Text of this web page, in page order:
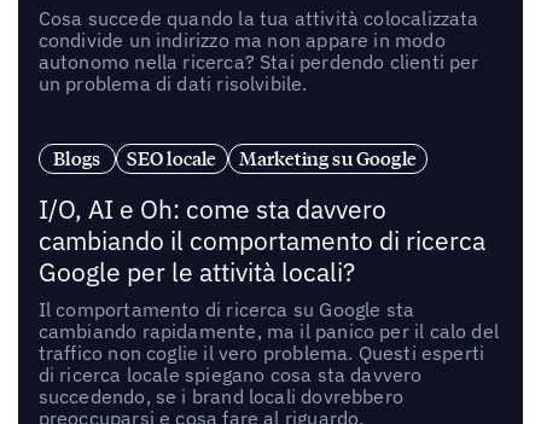
Cosa succede quando la tua attività colocalizzata
condivide un indirizzo ma non appare in modo
autonomo nella ricerca? Stai perdendo clienti per
un problema di dati risolvibile.
Blogs SEO locale Marketing su Google
I/O, AI e Oh: come sta davvero
cambiando il comportamento di ricerca
Google per le attività locali?
Il comportamento di ricerca su Google sta
cambiando rapidamente, ma il panico per il calo del
traffico non coglie il vero problema. Questi esperti
di ricerca locale spiegano cosa sta davvero
succedendo, se i brand locali dovrebbero
preoccuparsi e cosa fare al riguardo.